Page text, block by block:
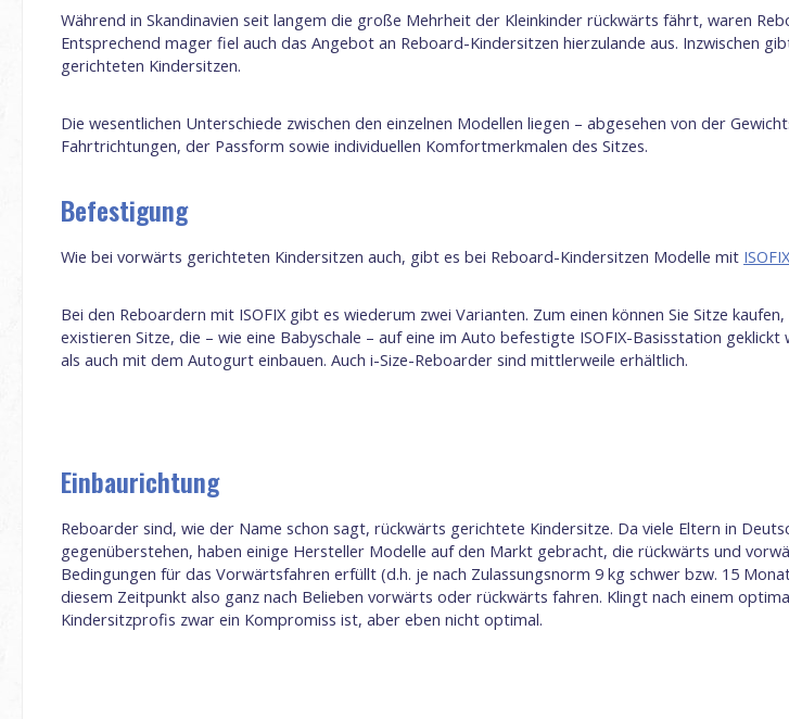
Während in Skandinavien seit langem die große Mehrheit der Kleinkinder rückwärts fährt, waren
Entsprechend mager fiel auch das Angebot an Reboard-Kindersitzen hierzulande aus. Inzwischen
gerichteten Kindersitzen.
Die wesentlichen Unterschiede zwischen den einzelnen Modellen liegen – abgesehen von der
Fahrtrichtungen, der Passform sowie individuellen Komfortmerkmalen des Sitzes.
Befestigung
Wie bei vorwärts gerichteten Kindersitzen auch, gibt es bei Reboard-Kindersitzen Modelle mit
Bei den Reboardern mit ISOFIX gibt es wiederum zwei Varianten. Zum einen können Sie Sitze
existieren Sitze, die – wie eine Babyschale – auf eine im Auto befestigte ISOFIX-Basisstation
als auch mit dem Autogurt einbauen. Auch i-Size-Reboarder sind mittlerweile erhältlich.
Einbaurichtung
Reboarder sind, wie der Name schon sagt, rückwärts gerichtete Kindersitze. Da viele Eltern in
gegenüberstehen, haben einige Hersteller Modelle auf den Markt gebracht, die rückwärts und
Bedingungen für das Vorwärtsfahren erfüllt (d.h. je nach Zulassungsnorm 9 kg schwer bzw. 15
diesem Zeitpunkt also ganz nach Belieben vorwärts oder rückwärts fahren. Klingt nach einem
Kindersitzprofis zwar ein Kompromiss ist, aber eben nicht optimal.